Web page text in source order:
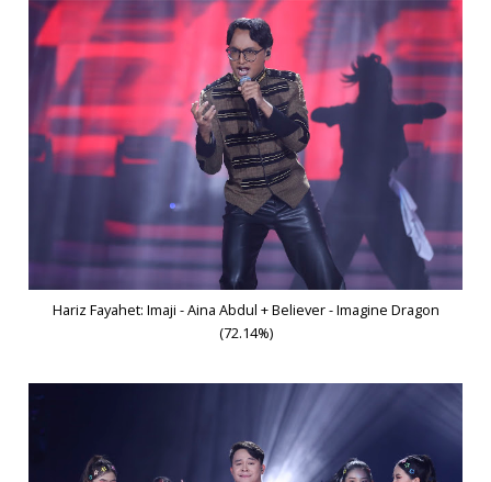
Hariz Fayahet: Imaji - Aina Abdul + Believer - Imagine Dragon
(72.14%)